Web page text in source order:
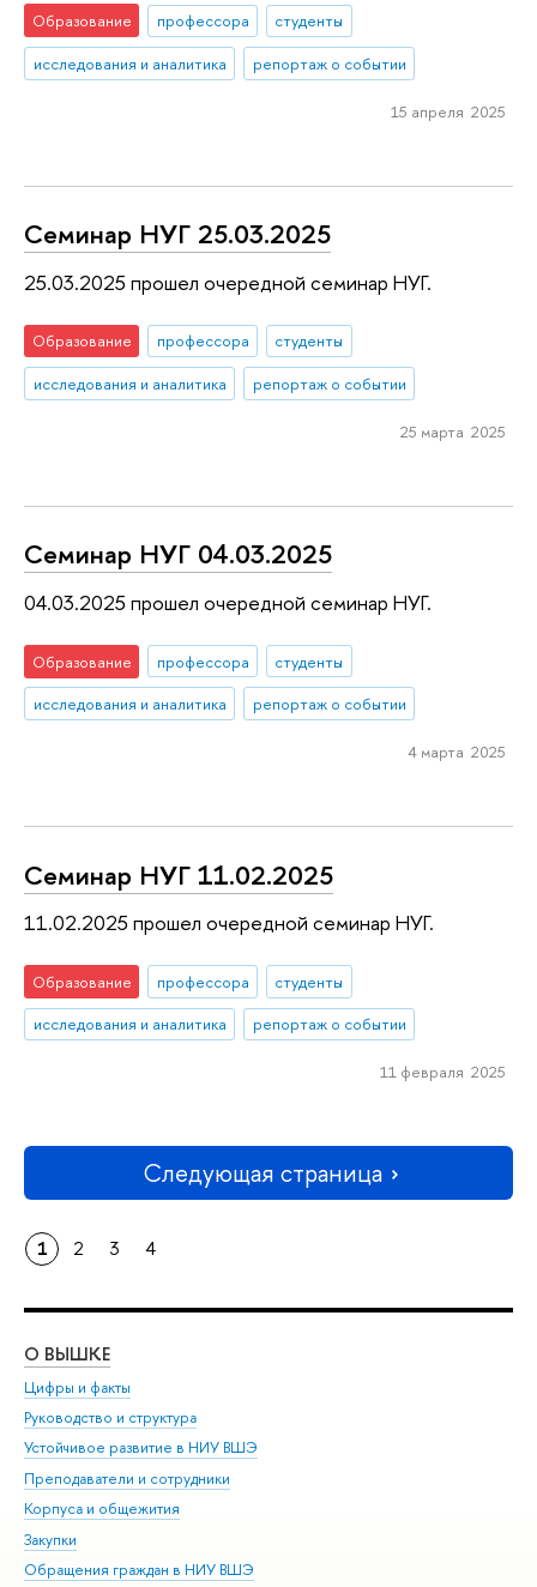
Образование профессора
студенты
исследования и аналитика
репортаж о событии
15 апреля 2025
Семинар НУГ 25.03.2025
25.03.2025 прошел очередной семинар НУГ.
Образование профессора
студенты
исследования и аналитика
репортаж о событии
25 марта 2025
Семинар НУГ 04.03.2025
04.03.2025 прошел очередной семинар НУГ.
Образование профессора
студенты
исследования и аналитика
репортаж о событии
4 марта 2025
Семинар НУГ 11.02.2025
11.02.2025 прошел очередной семинар НУГ.
Образование профессора
студенты
исследования и аналитика
репортаж о событии
11 февраля 2025
Следующая страница
1 2 3 4
О ВЫШКЕ
Цифры и факты
Руководство и структура
Устойчивое развитие в НИУ ВШЭ
Преподаватели и сотрудники
Корпуса и общежития
Закупки
Обращения граждан в НИУ ВШЭ